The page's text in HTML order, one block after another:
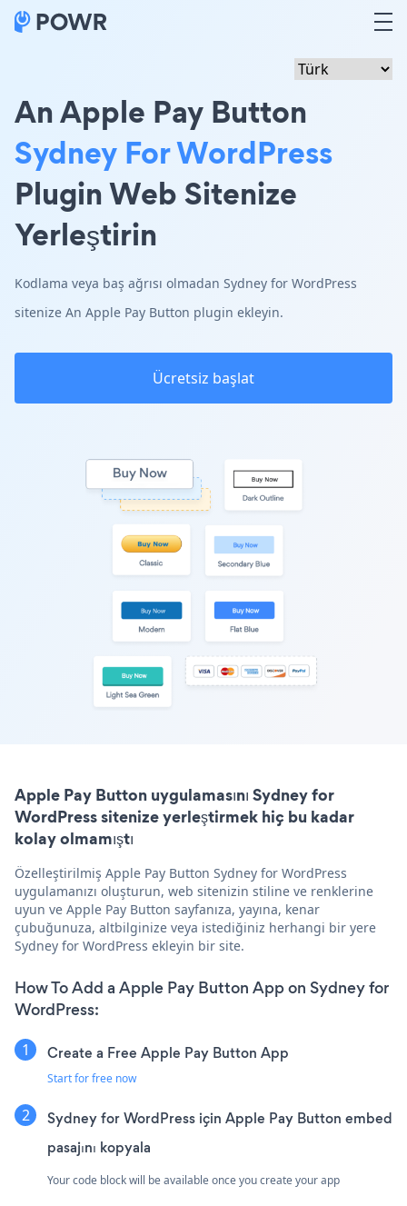
An Apple Pay Button
Sydney For WordPress
Plugin Web Sitenize
Yerleştirin
Kodlama veya baş ağrısı olmadan Sydney for WordPress
sitenize An Apple Pay Button plugin ekleyin.
Ücretsiz başlat
Apple Pay Button uygulamasını Sydney for
WordPress sitenize yerleştirmek hiç bu kadar
kolay olmamıştı
Özelleştirilmiş Apple Pay Button Sydney for WordPress
uygulamanızı oluşturun, web sitenizin stiline ve renklerine
uyun ve Apple Pay Button sayfanıza, yayına, kenar
çubuğunuza, altbilginize veya istediğiniz herhangi bir yere
Sydney for WordPress ekleyin bir site.
How To Add a Apple Pay Button App on Sydney for
WordPress:
Create a Free Apple Pay Button App
Start for free now
Sydney for WordPress için Apple Pay Button embed
pasajını kopyala
Your code block will be available once you create your app